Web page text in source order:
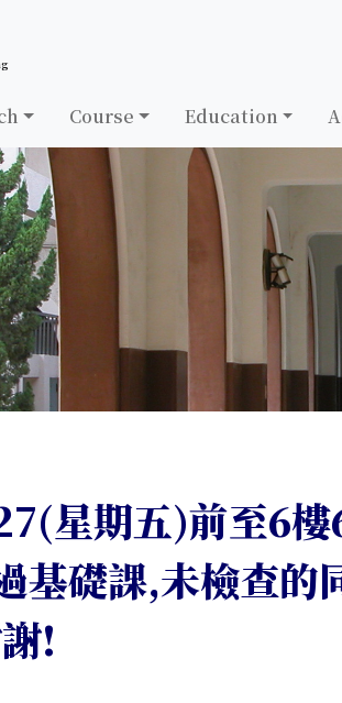
Course Education
星期五)前至6
基礎課,未檢查的
!